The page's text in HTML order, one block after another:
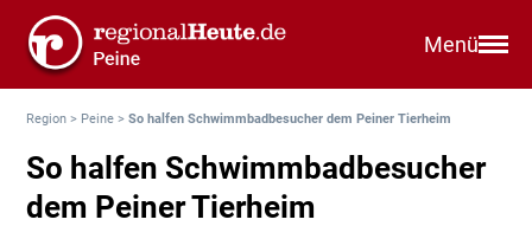
Menü
Region > Peine >So halfen Schwimmbadbesucher dem Peiner Tierheim
So halfen Schwimmbadbesucher
dem Peiner Tierheim